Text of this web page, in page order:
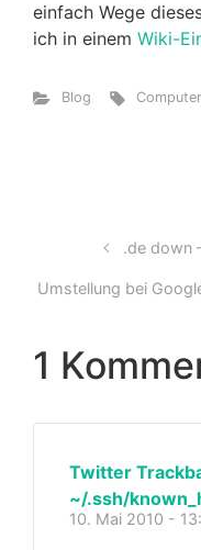
einfach Wege
ich in einem Wiki-
Blog Computer
.de down
Umstellung bei
1
Twitter
~/.ssh/
10. Mai 2010 -